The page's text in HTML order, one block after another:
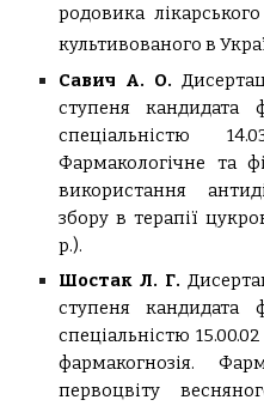
родовика
культивованого в
Савич А. О.
ступеня кандидата
спеціальністю
Фармакологічне та
використання
збору в терапії
р.).
Шостак Л. Г.
ступеня кандидата
спеціальністю
фармакогнозія.
первоцвіту